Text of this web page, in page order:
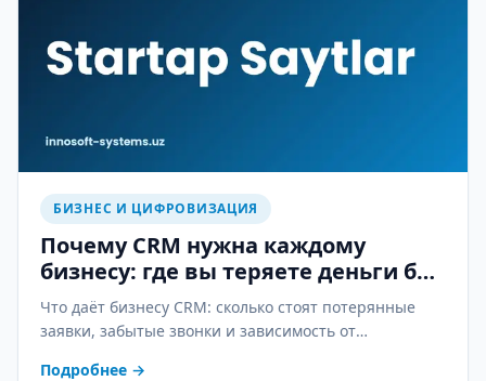
БИЗНЕС И ЦИФРОВИЗАЦИЯ
Почему CRM нужна каждому
бизнесу: где вы теряете деньги без
неё
Что даёт бизнесу CRM: сколько стоят потерянные
заявки, забытые звонки и зависимость от
Подробнее →